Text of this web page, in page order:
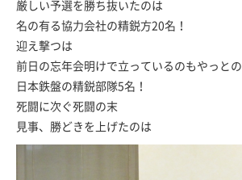
厳しい予選を勝ち抜いたのは
名の有る協力会社の精鋭方20名！
迎え撃つは
前日の忘年会明けで立っているのもやっとの
日本鉄盤の精鋭部隊5名！
死闘に次ぐ死闘の末
見事、勝どきを上げたのは